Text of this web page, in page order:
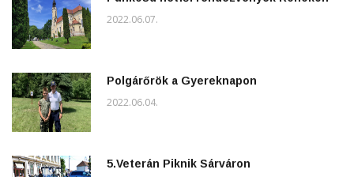
2022.06.07.
Polgárőrök a Gyereknapon
2022.06.04.
5.Veterán Piknik Sárváron